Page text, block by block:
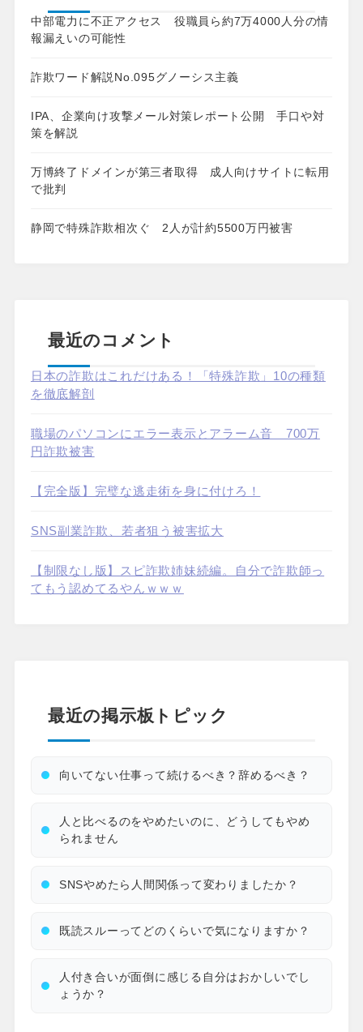
中部電力に不正アクセス 役職員ら約7万4000人分の情
報漏えいの可能性
詐欺ワード解説No.095グノーシス主義
IPA、企業向け攻撃メール対策レポート公開 手口や対
策を解説
万博終了ドメインが第三者取得 成人向けサイトに転用
で批判
静岡で特殊詐欺相次ぐ 2人が計約5500万円被害
最近のコメント
日本の詐欺はこれだけある！「特殊詐欺」10の種類
を徹底解剖
職場のパソコンにエラー表示とアラーム音 700万
円詐欺被害
【完全版】完璧な逃走術を身に付けろ！
SNS副業詐欺、若者狙う被害拡大
【制限なし版】スピ詐欺姉妹続編。自分で詐欺師っ
てもう認めてるやんｗｗｗ
最近の掲示板トピック
向いてない仕事って続けるべき？辞めるべき？
人と比べるのをやめたいのに、どうしてもやめ
られません
SNSやめたら人間関係って変わりましたか？
既読スルーってどのくらいで気になりますか？
人付き合いが面倒に感じる自分はおかしいでし
ょうか？